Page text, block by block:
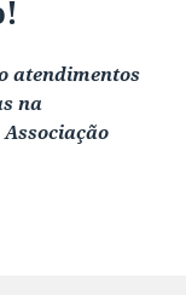
atendimentos
na